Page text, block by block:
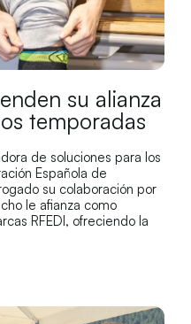
su alianza
temporadas
de soluciones para los
Española de
su colaboración por
le afianza como
RFEDI, ofreciendo la